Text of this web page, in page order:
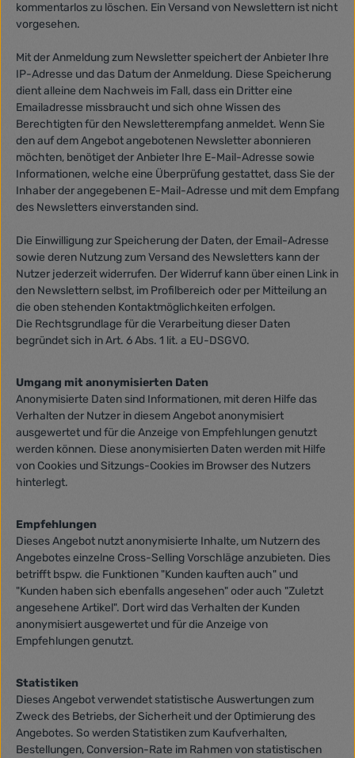
kommentarlos zu löschen. Ein Versand von Newslettern ist nicht
vorgesehen.
Mit der Anmeldung zum Newsletter speichert der Anbieter Ihre
IP-Adresse und das Datum der Anmeldung. Diese Speicherung
dient alleine dem Nachweis im Fall, dass ein Dritter eine
Emailadresse missbraucht und sich ohne Wissen des
Berechtigten für den Newsletterempfang anmeldet. Wenn Sie
den auf dem Angebot angebotenen Newsletter abonnieren
möchten, benötiget der Anbieter Ihre E-Mail-Adresse sowie
Informationen, welche eine Überprüfung gestattet, dass Sie der
Inhaber der angegebenen E-Mail-Adresse und mit dem Empfang
des Newsletters einverstanden sind.
Die Einwilligung zur Speicherung der Daten, der Email-Adresse
sowie deren Nutzung zum Versand des Newsletters kann der
Nutzer jederzeit widerrufen. Der Widerruf kann über einen Link in
den Newslettern selbst, im Profilbereich oder per Mitteilung an
die oben stehenden Kontaktmöglichkeiten erfolgen.
Die Rechtsgrundlage für die Verarbeitung dieser Daten
begründet sich in Art. 6 Abs. 1 lit. a EU-DSGVO.
Umgang mit anonymisierten Daten
Anonymisierte Daten sind Informationen, mit deren Hilfe das
Verhalten der Nutzer in diesem Angebot anonymisiert
ausgewertet und für die Anzeige von Empfehlungen genutzt
werden können. Diese anonymisierten Daten werden mit Hilfe
von Cookies und Sitzungs-Cookies im Browser des Nutzers
hinterlegt.
Empfehlungen
Dieses Angebot nutzt anonymisierte Inhalte, um Nutzern des
Angebotes einzelne Cross-Selling Vorschläge anzubieten. Dies
betrifft bspw. die Funktionen "Kunden kauften auch" und
"Kunden haben sich ebenfalls angesehen" oder auch "Zuletzt
angesehene Artikel". Dort wird das Verhalten der Kunden
anonymisiert ausgewertet und für die Anzeige von
Empfehlungen genutzt.
Statistiken
Dieses Angebot verwendet statistische Auswertungen zum
Zweck des Betriebs, der Sicherheit und der Optimierung des
Angebotes. So werden Statistiken zum Kaufverhalten,
Bestellungen, Conversion-Rate im Rahmen von statistischen